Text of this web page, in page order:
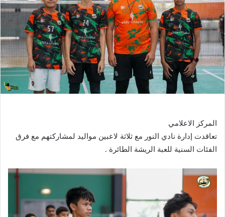
المركز الاعلامي
تعاقدت إدارة نادي النور مع ثلاثة لاعبين مواليد لمشاركتهم مع فرق
الفئات السنية للعبة الريشة الطائرة .